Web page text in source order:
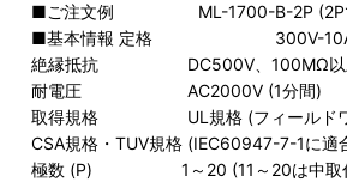
■ご注文例 ML-1700-B-2P (2Pで
■基本情報 定格 300V-
絶縁抵抗 DC500V、100MΩ以
耐電圧 AC2000V (1分間)
取得規格 UL規格 (フィールドワイ
CSA規格・TUV規格 (IEC60947-7-1に適
極数 (P) 1～20 (11～20は中取付